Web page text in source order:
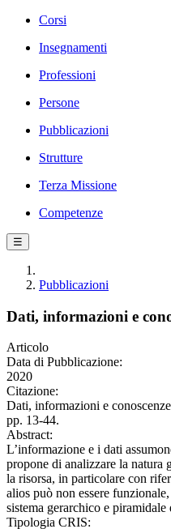
Corsi
Insegnamenti
Professioni
Persone
Pubblicazioni
Strutture
Terza Missione
Competenze
☰
Pubblicazioni
Dati, informazioni e
Articolo
Data di Pubblicazione:
2020
Citazione:
Dati, informazioni e
pp. 13-44.
Abstract:
L’informazione e i dati
propone di analizzare la natura
la risorsa, in particolare con
alios può non essere
sistema gerarchico e
Tipologia CRIS: